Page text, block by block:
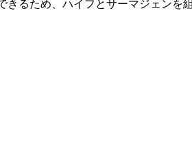
るため、ハイフとサーマジェンを